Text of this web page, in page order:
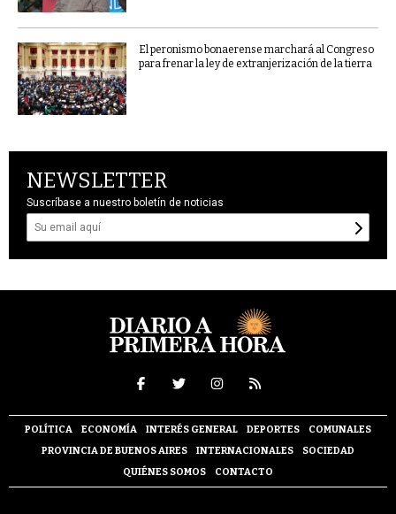
El peronismo bonaerense marchará al Congreso
para frenar la ley de extranjerización de la tierra
NEWSLETTER
Suscríbase a nuestro boletín de noticias
POLÍTICA ECONOMÍA INTERÉS GENERAL DEPORTES
COMUNALES
PROVINCIA DE BUENOS AIRES
INTERNACIONALES
SOCIEDAD
QUIÉNES SOMOS
CONTACTO